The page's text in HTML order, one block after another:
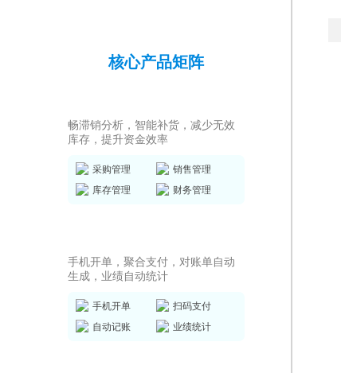
核心产品矩阵
畅滞销分析，智能补货，减少无效
库存，提升资金效率
采购管理
销售管理
库存管理
财务管理
手机开单，聚合支付，对账单自动
生成，业绩自动统计
手机开单
扫码支付
自动记账
业绩统计